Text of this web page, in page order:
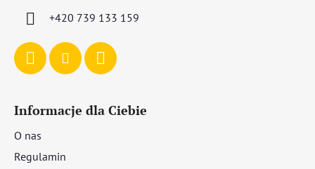
+420 739 133 159
Informacje dla Ciebie
O nas
Regulamin